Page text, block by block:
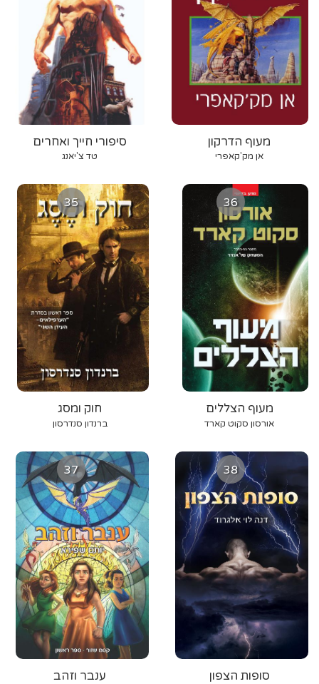
סיפורי חייך ואחרים
טד צ'יאנג
מעוף הדרקון
אן מק'קאפרי
35
חוק ומסג
ברנדון סנדרסון
36
מעוף הצללים
אורסון סקוט קארד
37
ענבר וזהב
38
סופות הצפון